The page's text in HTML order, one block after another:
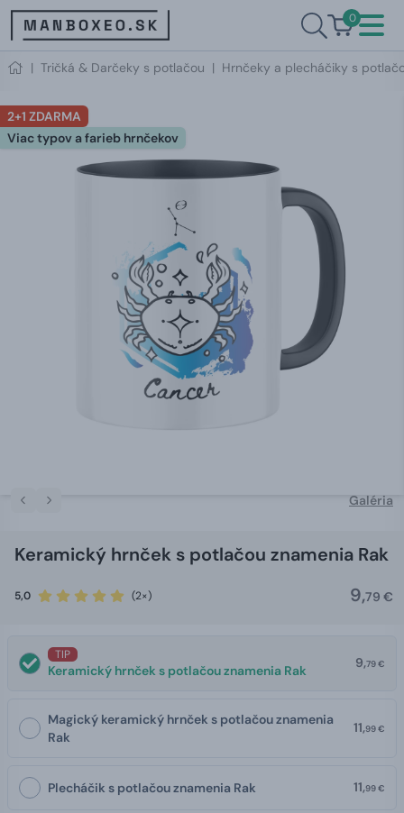
0
| Tričká & Darčeky s potlačou | Hrnčeky a plecháčiky s
2+1 ZDARMA
Viac typov a farieb hrnčekov
Galéria
Keramický hrnček s potlačou znamenia Rak
5,0 (2×) 9,79 €
TIP
Keramický hrnček s potlačou znamenia Rak 9,79 €
Magický keramický hrnček s potlačou znamenia
Rak
11,99 €
Plecháčik s potlačou znamenia Rak 11,99 €